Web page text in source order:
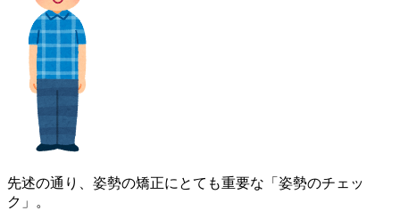
先述の通り、姿勢の矯正にとても重要な「姿勢のチェッ
ク」。